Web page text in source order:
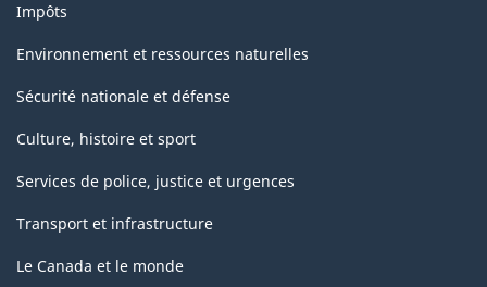
Impôts
Environnement et ressources naturelles
Sécurité nationale et défense
Culture, histoire et sport
Services de police, justice et urgences
Transport et infrastructure
Le Canada et le monde